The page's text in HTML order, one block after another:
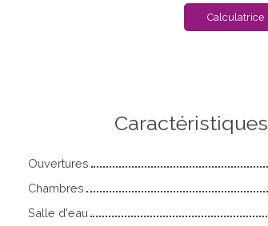
Calculatrice
Caractéristiques
Ouvertures
Chambres
Salle d'eau